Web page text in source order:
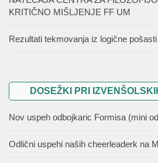
KRITIČNO MIŠLJENJE FF UM
Rezultati tekmovanja iz logične pošasti
DOSEŽKI PRI
Nov uspeh odbojkaric Formisa (mini
Odlični uspehi naših cheerleaderk na